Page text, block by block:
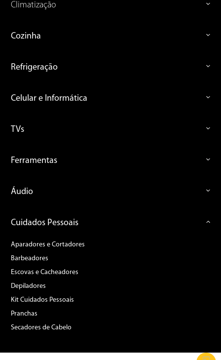
Climatização
Cozinha
Refrigeração
Celular e Informática
TVs
Ferramentas
Áudio
Cuidados Pessoais
Aparadores e Cortadores
Barbeadores
Escovas e Cacheadores
Depiladores
Kit Cuidados Pessoais
Pranchas
Secadores de Cabelo